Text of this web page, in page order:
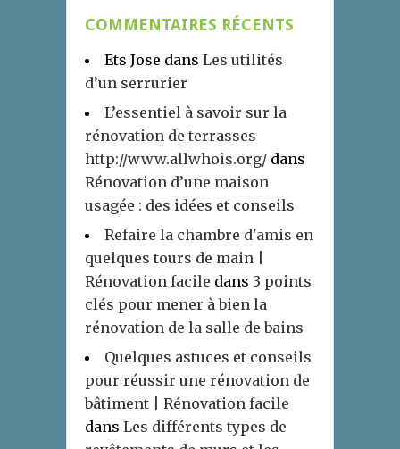
COMMENTAIRES RÉCENTS
Ets Jose dans Les utilités
d’un serrurier
L’essentiel à savoir sur la
rénovation de terrasses
http://www.allwhois.org/ dans
Rénovation d’une maison
usagée : des idées et conseils
Refaire la chambre d'amis en
quelques tours de main |
Rénovation facile dans 3 points
clés pour mener à bien la
rénovation de la salle de bains
Quelques astuces et conseils
pour réussir une rénovation de
bâtiment | Rénovation facile
dans Les différents types de